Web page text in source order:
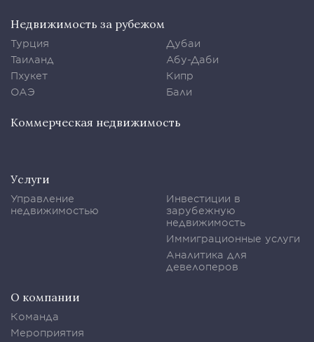
Недвижимость за рубежом
Турция
Таиланд
Пхукет
ОАЭ
Дубаи
Абу-Даби
Кипр
Бали
Коммерческая недвижимость
Услуги
Управление
недвижимостью
Инвестиции в
зарубежную
недвижимость
Иммиграционные услуги
Аналитика для
девелоперов
О компании
Команда
Мероприятия